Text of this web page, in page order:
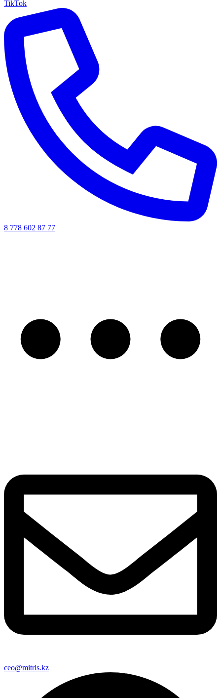
TikTok
8 ‪778 602 87 77
ceo@mitris.kz